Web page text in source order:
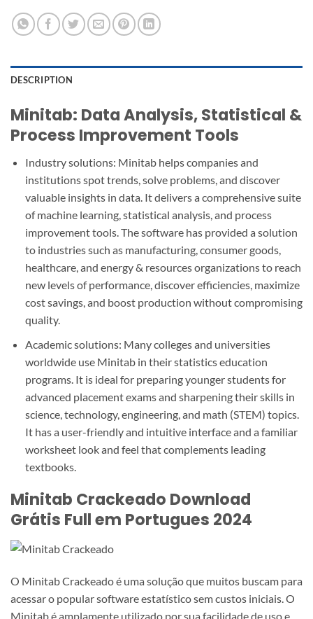
DESCRIPTION
Minitab: Data Analysis, Statistical &
Process Improvement Tools
Industry solutions: Minitab helps companies and
institutions spot trends, solve problems, and discover
valuable insights in data. It delivers a comprehensive suite
of machine learning, statistical analysis, and process
improvement tools. The software has provided a solution
to industries such as manufacturing, consumer goods,
healthcare, and energy & resources organizations to reach
new levels of performance, discover efficiencies, maximize
cost savings, and boost production without compromising
quality.
Academic solutions: Many colleges and universities
worldwide use Minitab in their statistics education
programs. It is ideal for preparing younger students for
advanced placement exams and sharpening their skills in
science, technology, engineering, and math (STEM) topics.
It has a user-friendly and intuitive interface and a familiar
worksheet look and feel that complements leading
textbooks.
Minitab Crackeado Download
Grátis Full em Portugues 2024
O Minitab Crackeado é uma solução que muitos buscam para
acessar o popular software estatístico sem custos iniciais. O
Minitab é amplamente utilizado por sua facilidade de uso e